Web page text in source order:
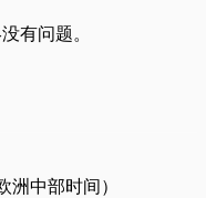
有问题。
洲中部时间）